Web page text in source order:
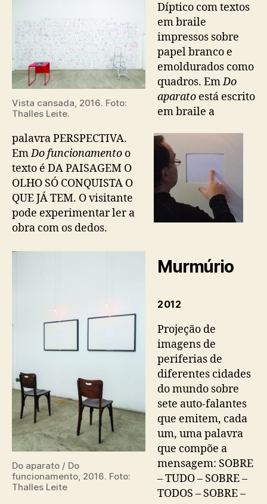
Vista cansada, 2016. Foto:
Thalles Leite.
Díptico com textos
em braile
impressos sobre
papel branco e
emoldurados como
quadros. EmDo
aparato está escrito
em braile a
palavra PERSPECTIVA.
EmDo funcionamento o
texto é DA PAISAGEM O
OLHO SÓ CONQUISTA O
QUE JÁ TEM. O visitante
pode experimentar ler a
obra com os dedos.
Do aparato / Do
funcionamento, 2016. Foto:
Thalles Leite
Murmúrio
2012
Projeção de
imagens de
periferias de
diferentes cidades
do mundo sobre
sete auto-falantes
que emitem, cada
um, uma palavra
que compõe a
mensagem: SOBRE
– TUDO – SOBRE –
TODOS – SOBRE –